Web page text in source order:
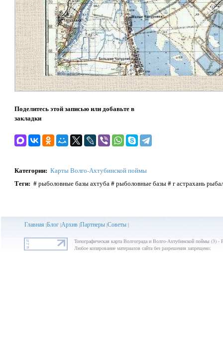
Поделитесь этой записью или добавьте в
закладки
Категории: Карты Волго-Ахтубинской поймы
Теги: # рыболовные базы ахтуба # рыболовные базы # г астрахань
Главная |Блог|Архив|Партнеры|Советы|
Топографическая карта Волгограда и Волго-Ахтубинской поймы (3)
Любое копирование материалов сайта без разрешения запрещено;